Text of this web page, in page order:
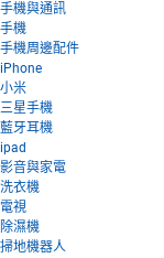
手機與通訊
手機
手機周邊配件
iPhone
小米
三星手機
藍牙耳機
ipad
影音與家電
洗衣機
電視
除濕機
掃地機器人